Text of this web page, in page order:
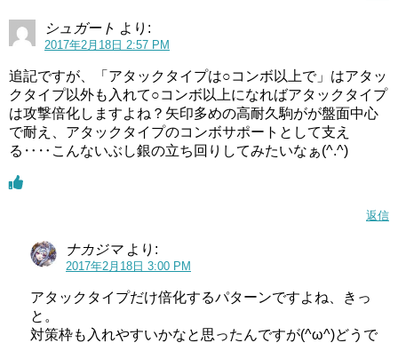
シュガート より:
2017年2月18日 2:57 PM
追記ですが、「アタックタイプは○コンボ以上で」はアタッ
クタイプ以外も入れて○コンボ以上になればアタックタイプ
は攻撃倍化しますよね？矢印多めの高耐久駒がが盤面中心
で耐え、アタックタイプのコンボサポートとして支え
る‥‥こんないぶし銀の立ち回りしてみたいなぁ(^.^)
返信
ナカジマ より:
2017年2月18日 3:00 PM
アタックタイプだけ倍化するパターンですよね、きっ
と。
対策枠も入れやすいかなと思ったんですが(^ω^)どうで